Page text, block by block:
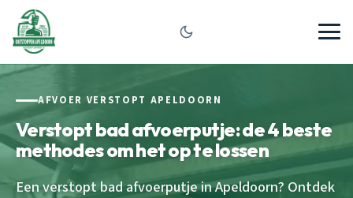
AFVOER VERSTOPT APELDOORN
Verstopt bad afvoerputje: de 4 beste
methodes om het op te lossen
Een verstopt bad afvoerputje in Apeldoorn? Ontdek